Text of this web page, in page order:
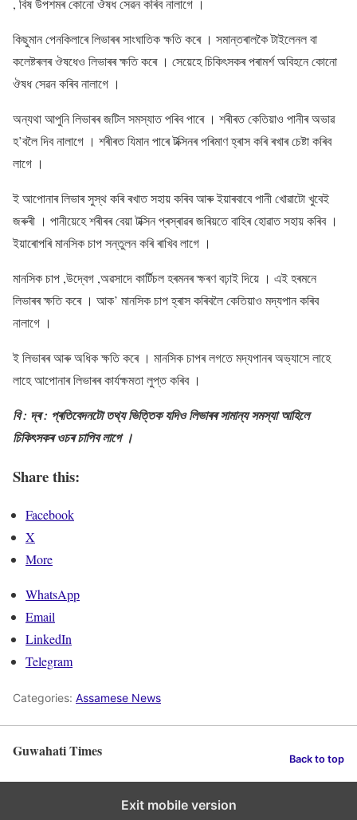
, বিষ উপশমৰ কোনো ঔষধ সেৱন কৰিব নালাগে ।
কিছুমান পেনকিলাৰে লিভাৰৰ সাংঘাতিক ক্ষতি কৰে । সমান্তৰালকৈ টাইলেনল বা
কলেষ্টৰলৰ ঔষধেও লিভাৰৰ ক্ষতি কৰে । সেয়েহে চিকিৎসকৰ পৰামৰ্শ অবিহনে কোনো
ঔষধ সেৱন কৰিব নালাগে ।
অন্যথা আপুনি লিভাৰৰ জটিল সমস্যাত পৰিব পাৰে । শৰীৰত কেতিয়াও পানীৰ অভাৱ
হ’বলৈ দিব নালাগে । শৰীৰত যিমান পাৰে টক্সিনৰ পৰিমাণ হ্ৰাস কৰি ৰখাৰ চেষ্টা কৰিব
লাগে ।
ই আপোনাৰ লিভাৰ সুস্থ কৰি ৰখাত সহায় কৰিব আৰু ইয়াৰবাবে পানী খোৱাটো খুবেই
জৰুৰী । পানীয়েহে শৰীৰৰ বেয়া টক্সিন প্ৰস্ৰাৱৰ জৰিয়তে বাহিৰ হোৱাত সহায় কৰিব ।
ইয়াৰোপৰি মানসিক চাপ সন্তুলন কৰি ৰাখিব লাগে ।
মানসিক চাপ ,উদ্বেগ ,অৱসাদে কাৰ্টিচল হৰমনৰ ক্ষৰণ বঢ়াই দিয়ে । এই হৰমনে
লিভাৰৰ ক্ষতি কৰে । আক’ মানসিক চাপ হ্ৰাস কৰিবলৈ কেতিয়াও মদ্যপান কৰিব
নালাগে ।
ই লিভাৰৰ আৰু অধিক ক্ষতি কৰে । মানসিক চাপৰ লগতে মদ্যপানৰ অভ্যাসে লাহে
লাহে আপোনাৰ লিভাৰৰ কাৰ্যক্ষমতা লুপ্ত কৰিব ।
বি : দ্ৰ : প্ৰতিবেদনটো তথ্য ভিত্তিক যদিও লিভাৰৰ সামান্য সমস্যা আহিলে
চিকিৎসকৰ ওচৰ চাপিব লাগে ।
Share this:
Facebook
X
More
WhatsApp
Email
LinkedIn
Telegram
Categories: Assamese News
Guwahati Times Back to top
Exit mobile version